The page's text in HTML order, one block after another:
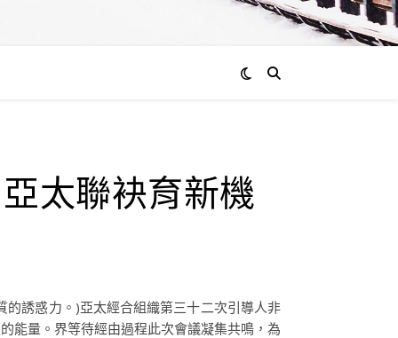
太聯袂育新機
誘惑力。)亞太經合組織第三十二次引導人非
能量。界等待經由過程此次會議凝集共鳴，為